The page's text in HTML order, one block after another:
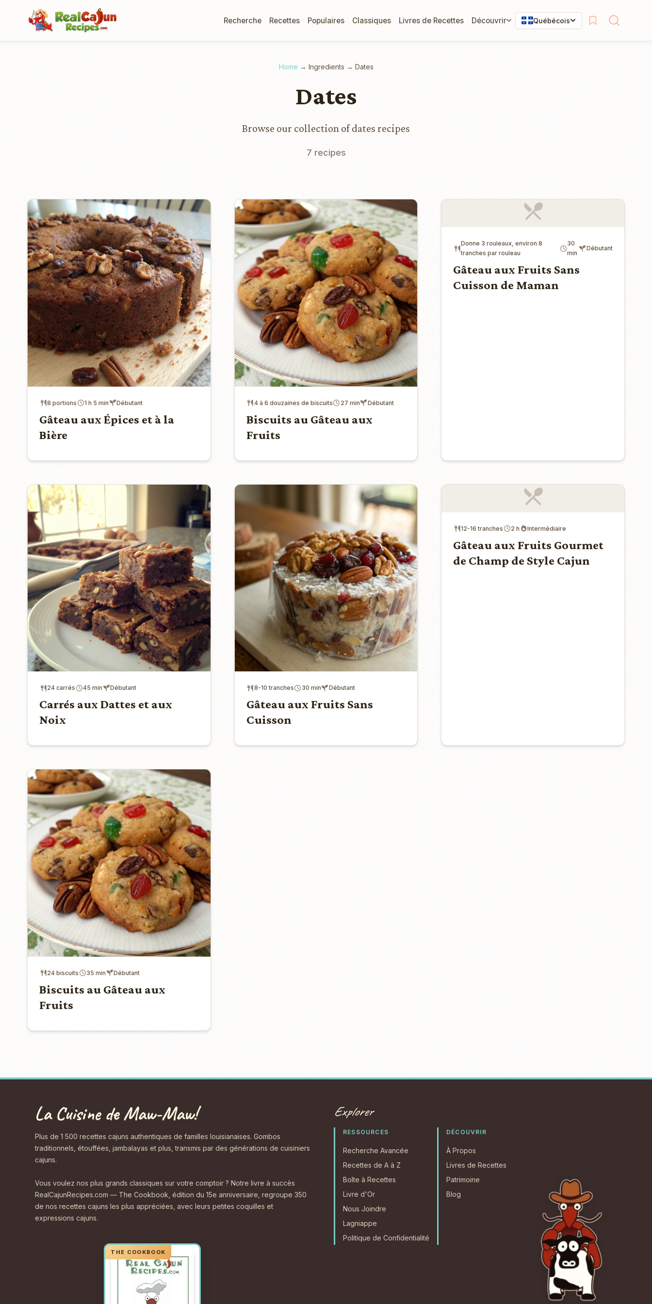
Recherche Recettes Populaires Classiques Livres de Recettes Découvrir Québécois
Home → Ingredients → Dates
Dates
Browse our collection of dates recipes
7 recipes
8 portions 1 h 5 min Débutant
Gâteau aux Épices et à la
Bière
4 à 6 douzaines de biscuits 27 min Débutant
Biscuits au Gâteau aux
Fruits
Donne 3 rouleaux, environ 8
tranches par rouleau
30
min
Débutant
Gâteau aux Fruits Sans
Cuisson de Maman
24 carrés 45 min Débutant
Carrés aux Dattes et aux
Noix
8-10 tranches 30 min Débutant
Gâteau aux Fruits Sans
Cuisson
12-16 tranches 2 h Intermédiaire
Gâteau aux Fruits Gourmet
de Champ de Style Cajun
24 biscuits 35 min Débutant
Biscuits au Gâteau aux
Fruits
La Cuisine de Maw-Maw!
Plus de 1 500 recettes cajuns authentiques de familles louisianaises. Gombos
traditionnels, étouffées, jambalayas et plus, transmis par des générations de cuisiniers
cajuns.
Vous voulez nos plus grands classiques sur votre comptoir ? Notre livre à succès
RealCajunRecipes.com — The Cookbook, édition du 15e anniversaire, regroupe 350
de nos recettes cajuns les plus appréciées, avec leurs petites coquilles et
expressions cajuns.
Explorer
RESSOURCES
Recherche Avancée
Recettes de A à Z
Boîte à Recettes
Livre d'Or
Nous Joindre
Lagniappe
Politique de Confidentialité
DÉCOUVRIR
À Propos
Livres de Recettes
Patrimoine
Blog